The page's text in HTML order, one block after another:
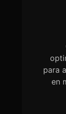
para
en